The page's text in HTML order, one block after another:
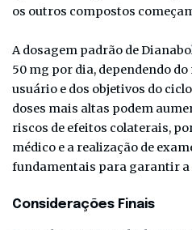
os outros compostos
A dosagem padrão de
50 mg por dia, dependendo
usuário e dos objetivos do
doses mais altas podem
riscos de efeitos colaterais,
médico e a realização de
fundamentais para garantir a
Considerações Finais